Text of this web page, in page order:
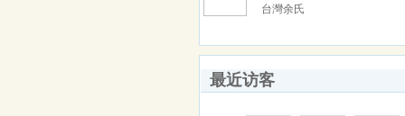
台灣余氏
最近访客